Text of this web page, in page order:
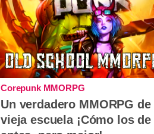
Corepunk MMORPG
Un verdadero MMORPG de
vieja escuela ¡Cómo los de